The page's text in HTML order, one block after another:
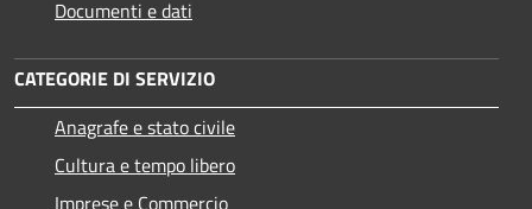
Documenti e dati
CATEGORIE DI SERVIZIO
Anagrafe e stato civile
Cultura e tempo libero
Imprese e Commercio